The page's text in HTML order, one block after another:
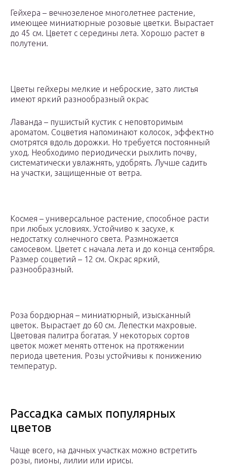
Гейхера – вечнозеленое многолетнее растение,
имеющее миниатюрные розовые цветки. Вырастает
до 45 см. Цветет с середины лета. Хорошо растет в
полутени.
Цветы гейхеры мелкие и неброские, зато листья
имеют яркий разнообразный окрас
Лаванда – пушистый кустик с неповторимым
ароматом. Соцветия напоминают колосок, эффектно
смотрятся вдоль дорожки. Но требуется постоянный
уход. Необходимо периодически рыхлить почву,
систематически увлажнять, удобрять. Лучше садить
на участки, защищенные от ветра.
Космея – универсальное растение, способное расти
при любых условиях. Устойчиво к засухе, к
недостатку солнечного света. Размножается
самосевом. Цветет с начала лета и до конца сентября.
Размер соцветий – 12 см. Окрас яркий,
разнообразный.
Роза бордюрная – миниатюрный, изысканный
цветок. Вырастает до 60 см. Лепестки махровые.
Цветовая палитра богатая. У некоторых сортов
цветок может менять оттенок на протяжении
периода цветения. Розы устойчивы к понижению
температур.
Рассадка самых популярных
цветов
Чаще всего, на дачных участках можно встретить
розы, пионы, лилии или ирисы.